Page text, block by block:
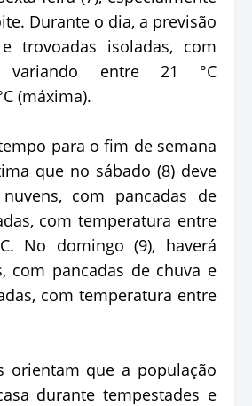
Durante o dia, a previsão
trovoadas isoladas, com
variando entre 21 °C
(máxima).
para o fim de semana
que no sábado (8) deve
com pancadas de
com temperatura entre
No domingo (9), haverá
com pancadas de chuva e
com temperatura entre
orientam que a população
durante tempestades e